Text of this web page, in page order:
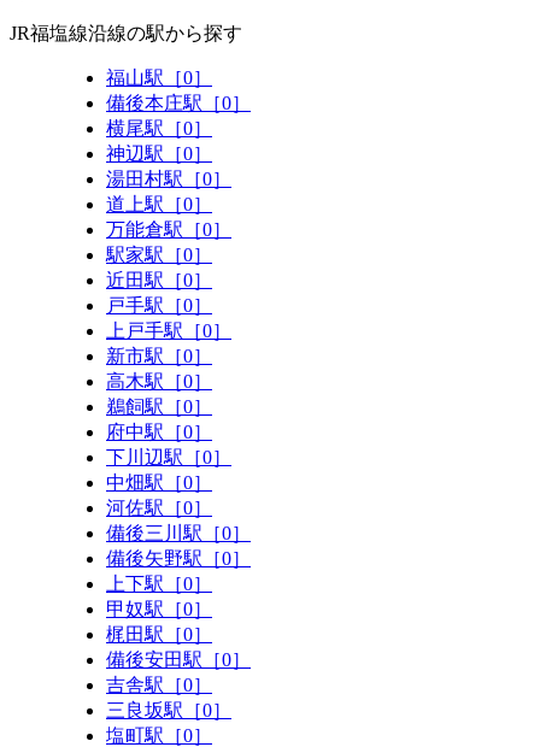
JR福塩線沿線の駅から探す
福山駅［0］
備後本庄駅［0］
横尾駅［0］
神辺駅［0］
湯田村駅［0］
道上駅［0］
万能倉駅［0］
駅家駅［0］
近田駅［0］
戸手駅［0］
上戸手駅［0］
新市駅［0］
高木駅［0］
鵜飼駅［0］
府中駅［0］
下川辺駅［0］
中畑駅［0］
河佐駅［0］
備後三川駅［0］
備後矢野駅［0］
上下駅［0］
甲奴駅［0］
梶田駅［0］
備後安田駅［0］
吉舎駅［0］
三良坂駅［0］
塩町駅［0］